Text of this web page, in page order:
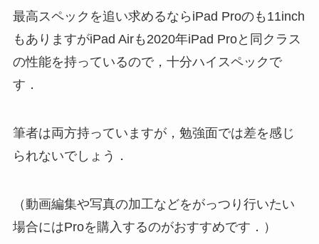
最高スペックを追い求めるならiPad Proのも11inch
もありますがiPad Airも2020年iPad Proと同クラス
の性能を持っているので，十分ハイスペックで
す．
筆者は両方持っていますが，勉強面では差を感じ
られないでしょう．
（動画編集や写真の加工などをがっつり行いたい
場合にはProを購入するのがおすすめです．）